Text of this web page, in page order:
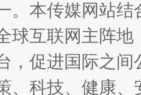
。本传媒网站
球互联网主阵
，促进国际之
、科技、健康